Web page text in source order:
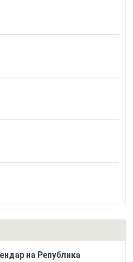
на Република